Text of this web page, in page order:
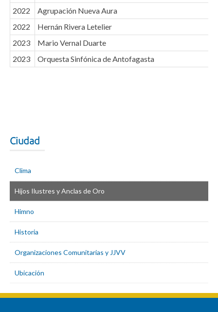
2022
Agrupación Nueva Aura
2022
Hernán Rivera Letelier
2023
Mario Vernal Duarte
2023
Orquesta Sinfónica de Antofagasta
Ciudad
Clima
Hijos Ilustres y Anclas de Oro
Himno
Historia
Organizaciones Comunitarias y JJVV
Ubicación